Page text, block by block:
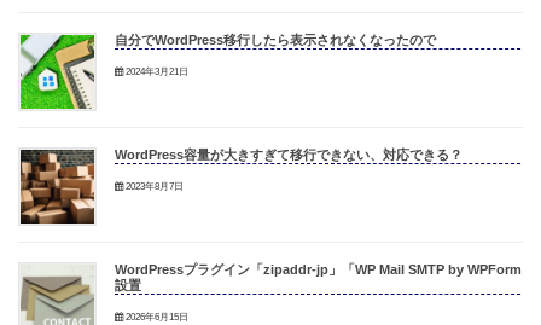
自分でWordPress移行したら表示されなくなったので
2024年3月21日
WordPress容量が大きすぎて移行できない、対応できる？
2023年8月7日
WordPressプラグイン「zipaddr-jp」「WP Mail SMTP by WPForm」
設置
2026年6月15日